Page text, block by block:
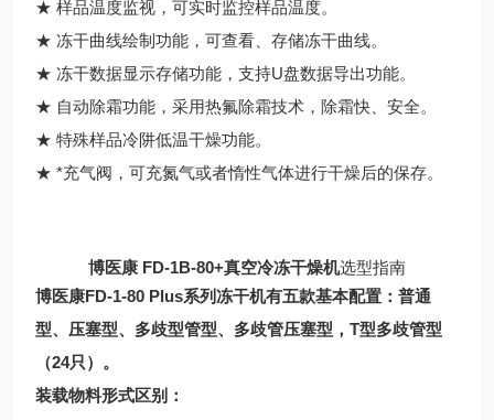
★ 样品温度监视，可实时监控样品温度。
★ 冻干曲线绘制功能，可查看、存储冻干曲线。
★ 冻干数据显示存储功能，支持U盘数据导出功能。
★ 自动除霜功能，采用热氟除霜技术，除霜快、安全。
★ 特殊样品冷阱低温干燥功能。
★ *充气阀，可充氮气或者惰性气体进行干燥后的保存。
博医康 FD-1B-80+真空冷冻干燥机选型指南
博医康FD-1-80 Plus系列冻干机有五款基本配置：普通
型、压塞型、多歧型管型、多歧管压塞型，T型多歧管型
（24只）。
装载物料形式区别：